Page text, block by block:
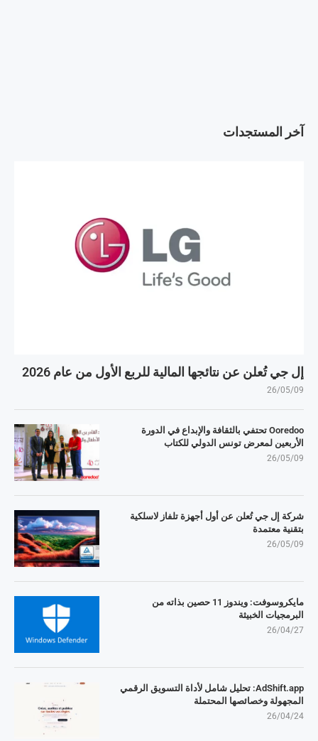
آخر المستجدات
إل جي تُعلن عن نتائجها المالية للربع الأول من عام 2026
26/05/09
Ooredoo تحتفي بالثقافة والإبداع في الدورة
الأربعين لمعرض تونس الدولي للكتاب
26/05/09
شركة إل جي تُعلن عن أول أجهزة تلفاز لاسلكية
بتقنية معتمدة
26/05/09
مايكروسوفت: ويندوز 11 حصين بذاته من
البرمجيات الخبيثة
26/04/27
AdShift.app: تحليل شامل لأداة التسويق الرقمي
المجهولة وخصائصها المحتملة
26/04/24